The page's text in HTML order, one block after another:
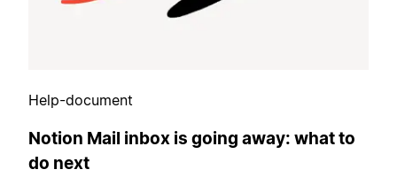
Help-document
Notion Mail inbox is going away: what to
do next